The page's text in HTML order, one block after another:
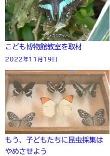
こども博物館教室を取材
2022年11月19日
もう、子どもたちに昆虫採集は
やめさせよう